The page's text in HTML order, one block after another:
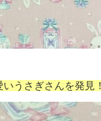
いうさぎさんを発見！